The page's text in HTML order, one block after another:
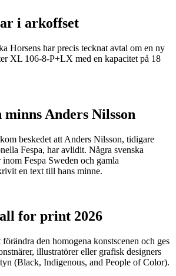
i arkoffset
Horsens har precis tecknat avtal om en ny
XL 106-8-P+LX med en kapacitet på 18
minns Anders Nilsson
beskedet att Anders Nilsson, tidigare
Fespa, har avlidit. Några svenska
Fespa Sweden och gamla
en text till hans minne.
for print 2026
den homogena konstscenen och ges
illustratörer eller grafisk designers
(Black, Indigenous, and People of Color).